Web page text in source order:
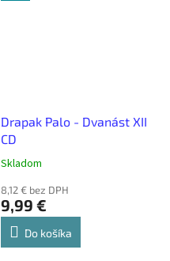
Drapak Palo - Dvanást XII
CD
Skladom
8,12 € bez DPH
9,99 €
Do košíka